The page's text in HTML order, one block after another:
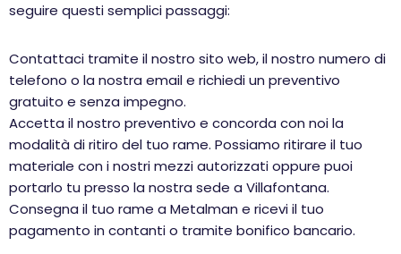
seguire questi semplici passaggi:
Contattaci tramite il nostro sito web, il nostro numero di
telefono o la nostra email e richiedi un preventivo
gratuito e senza impegno.
Accetta il nostro preventivo e concorda con noi la
modalità di ritiro del tuo rame. Possiamo ritirare il tuo
materiale con i nostri mezzi autorizzati oppure puoi
portarlo tu presso la nostra sede a Villafontana.
Consegna il tuo rame a Metalman e ricevi il tuo
pagamento in contanti o tramite bonifico bancario.